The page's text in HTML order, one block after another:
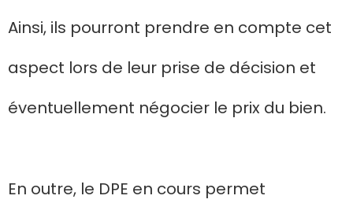
Ainsi, ils pourront prendre en compte cet
aspect lors de leur prise de décision et
éventuellement négocier le prix du bien.
En outre, le DPE en cours permet